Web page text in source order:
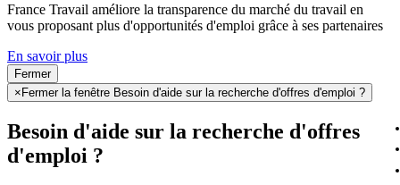
France Travail améliore la transparence du marché du travail en
vous proposant plus d'opportunités d'emploi grâce à ses partenaires
En savoir plus
Fermer
× Fermer la fenêtre Besoin d'aide sur la recherche d'offres d'emploi ?
Besoin d'aide sur la recherche d'offres
d'emploi ?